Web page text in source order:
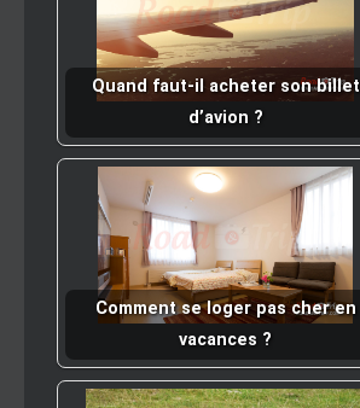
Quand faut-il acheter son billet
d’avion ?
Comment se loger pas cher en
vacances ?